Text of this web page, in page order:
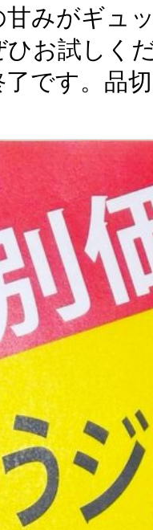
みがギュ
ひお試し
です。品